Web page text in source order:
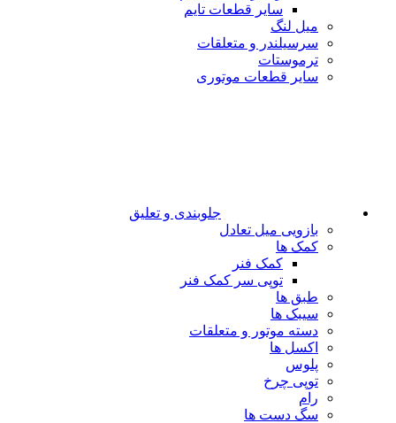
سایر قطعات تایم
میل لنگ
سرسیلندر و متعلقات
ترموستات
سایر قطعات موتوری
جلوبندی و تعلیق
بازویی میل تعادل
کمک ها
کمک فنر
توپی سر کمک فنر
طبق ها
سیبک ها
دسته موتور و متعلقات
اکسل ها
پلوس
توپی چرخ
رام
سگ دست ها